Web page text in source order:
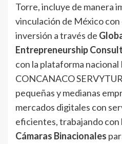
Torre, incluye de manera
vinculación de México
inversión a través de
Entrepreneurship
con la plataforma
CONCANACO
pequeñas y medianas
mercados digitales con
eficientes, trabajando con
Cámaras Binacionales